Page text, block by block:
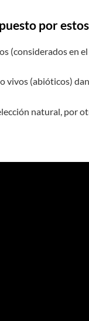
por
(considerados en
vivos (abióticos)
natural,